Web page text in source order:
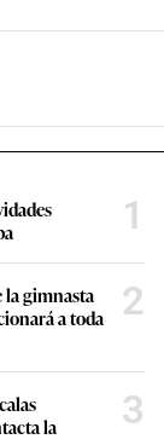
1
la gimnasta
a toda
2
la
3